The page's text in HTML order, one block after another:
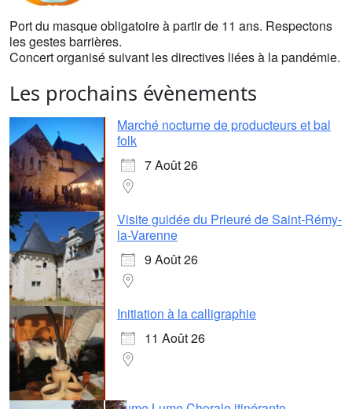
Port du masque obligatoire à partir de 11 ans. Respectons
les gestes barrières.
Concert organisé suivant les directives liées à la pandémie.
Les prochains évènements
Marché nocturne de producteurs et bal
folk
7 Août 26
Visite guidée du Prieuré de Saint-Rémy-
la-Varenne
9 Août 26
Initiation à la calligraphie
11 Août 26